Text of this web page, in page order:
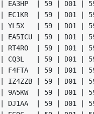
| EA3HP  | 59 | D01 |
| EC1KR  | 59 | D01 |
| YL5X   | 59 | D01 |
| EA5ICU | 59 | D01 |
| RT4RO  | 59 | D01 |
| CQ3L   | 59 | D01 |
| F4FTA  | 59 | D01 |
| IZ4ZZB | 59 | D01 |
| 9A5KW  | 59 | D01 |
| DJ1AA  | 59 | D01 |